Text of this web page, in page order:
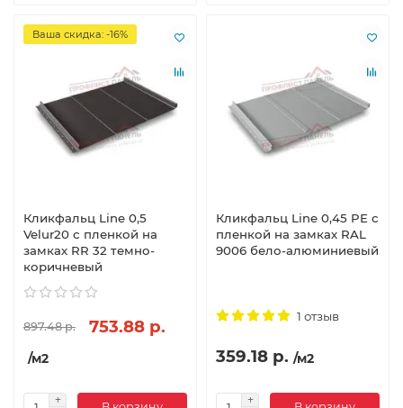
Ваша скидка: -16%
Кликфальц Line 0,5
Velur20 с пленкой на
замках RR 32 темно-
коричневый
897.48 р. 753.88 р.
/м2
Кликфальц Line 0,45 PE с
пленкой на замках RAL
9006 бело-алюминиевый
1 отзыв
359.18 р. /м2